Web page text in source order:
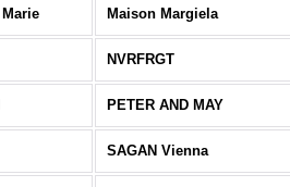
Maison Margiela
NVRFRGT
PETER AND MAY
SAGAN Vienna